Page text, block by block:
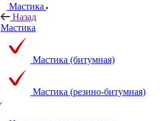
Мастика
Назад
Мастика
Мастика (битумная)
Мастика (резино-битумная)